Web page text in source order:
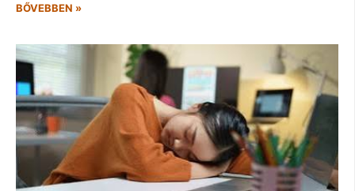
BŐVEBBEN »